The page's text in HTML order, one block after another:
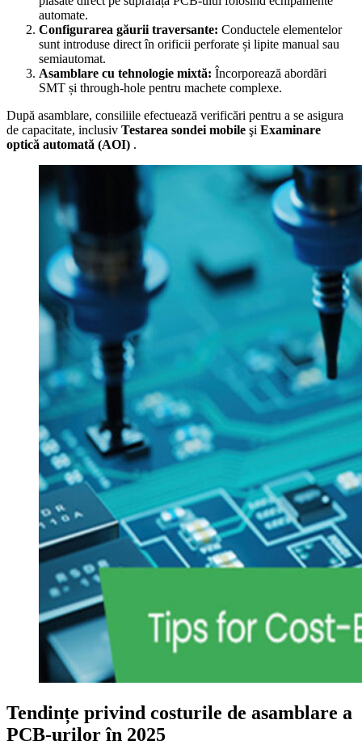
automate.
Configurarea găurii traversante: Conductele elementelor
sunt introduse direct în orificii perforate și lipite manual sau
semiautomat.
Asamblare cu tehnologie mixtă: Încorporează abordări
SMT și through-hole pentru machete complexe.
După asamblare, consiliile efectuează verificări pentru a se asigura
de capacitate, inclusiv Testarea sondei mobile şi Examinare
optică automată (AOI) .
Tendințe privind costurile de asamblare a
PCB-urilor în 2025